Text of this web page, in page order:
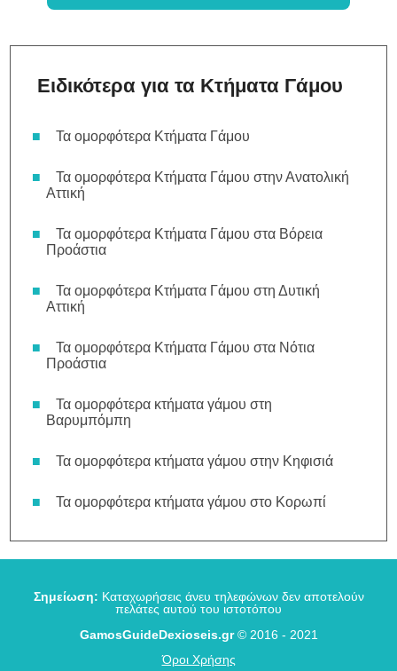
Ειδικότερα για τα Κτήματα Γάμου
Τα ομορφότερα Κτήματα Γάμου
Τα ομορφότερα Κτήματα Γάμου στην Ανατολική
Αττική
Τα ομορφότερα Κτήματα Γάμου στα Βόρεια
Προάστια
Τα ομορφότερα Κτήματα Γάμου στη Δυτική
Αττική
Τα ομορφότερα Κτήματα Γάμου στα Νότια
Προάστια
Τα ομορφότερα κτήματα γάμου στη
Βαρυμπόμπη
Τα ομορφότερα κτήματα γάμου στην Κηφισιά
Τα ομορφότερα κτήματα γάμου στο Κορωπί
Σημείωση: Καταχωρήσεις άνευ τηλεφώνων δεν αποτελούν
πελάτες αυτού του ιστοτόπου
GamosGuideDexioseis.gr© 2016 - 2021
Όροι Χρήσης